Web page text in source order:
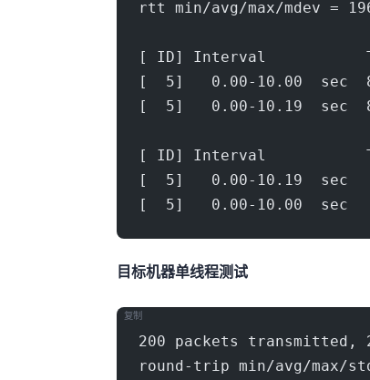
rtt min/avg/max/mdev =
[ ID] Interval
[  5]   0.00-10.00  sec
[  5]   0.00-10.19  sec
[ ID] Interval
[  5]   0.00-10.19  sec
[  5]   0.00-10.00  sec
目标机器 IPERF3单线程测试
200 packets transmitted,
round-trip min/avg/max/
复制